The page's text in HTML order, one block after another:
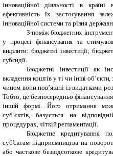
інноваційної діяльності в
ефективність їх застосування
інноваційної системи та рівня
З-поміж бюджетних
у процесі фінансування та
виділити: бюджетні інвестиції;
субсидії.
Бюджетні інвестиції як
вкладення коштів у ті чи інші об’єкти,
чином вони пов’язані із видатками
Тобто, це безпосередньо
іншій формі. Його отримання
суб’єктів, базується на
процедурах, чіткій регламентації.
Бюджетне кредитування
суб'єктам підприємництва на
або часткове безвідсоткове